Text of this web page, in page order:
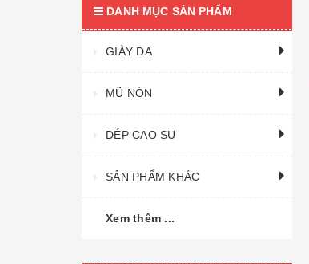
DANH MỤC SẢN PHẨM
GIÀY DA
MŨ NÓN
DÉP CAO SU
SẢN PHẨM KHÁC
Xem thêm ...